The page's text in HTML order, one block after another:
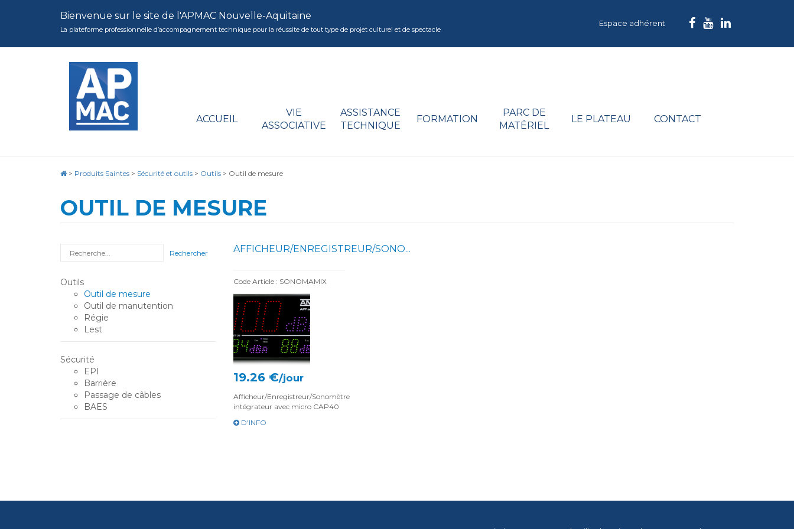
Bienvenue sur le site de l'APMAC Nouvelle-Aquitaine
La plateforme professionnelle d’accompagnement technique pour la réussite de tout type de projet culturel et de spectacle
Espace adhérent
ACCUEIL
VIE
ASSOCIATIVE
ASSISTANCE
TECHNIQUE
FORMATION
PARC DE
MATÉRIEL
LE PLATEAU CONTACT
> Produits Saintes > Sécurité et outils > Outils > Outil de mesure
OUTIL DE MESURE
Rechercher
Outils
Outil de mesure
Outil de manutention
Régie
Lest
Sécurité
EPI
Barrière
Passage de câbles
BAES
AFFICHEUR/ENREGISTREUR/SONO...
Code Article : SONOMAMIX
19.26 €/jour
Afficheur/Enregistreur/Sonomètre
intégrateur avec micro CAP40
D'INFO